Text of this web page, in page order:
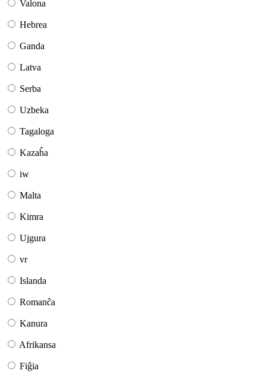
Valona
Hebrea
Ganda
Latva
Serba
Uzbeka
Tagaloga
Kazaĥa
iw
Malta
Kimra
Ujgura
vr
Islanda
Romanĉa
Kanura
Afrikansa
Fiĝia